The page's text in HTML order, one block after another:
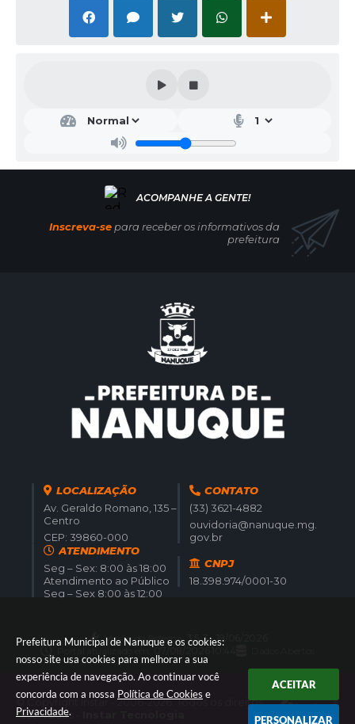
Prefeitura Municipal de Nanuque e os cookies:
nosso site usa cookies para melhorar a sua
experiência de navegação. Ao continuar você
concorda com a nossa Política de Cookies e
Privacidade.
ACEITAR
PERSONALIZAR
Inscreva-separa receber os informativos da
prefeitura
LOCALIZAÇÃO
Av. Geraldo Romano, 135 –
Centro
CEP: 39860-000
CONTATO
(33) 3621-4882
ouvidoria@nanuque.mg.
gov.br
ATENDIMENTO
Seg – Sex: 8:00 às 18:00
Atendimento ao Público
Seg – Sex 8:00 às 12:00
CNPJ
18.398.974/0001-30
Versão do Sistema: 3.5.3 - 19/06/2026
Portal atualizado em:07/08/2026 10:44
© Copyright Instar - 2006-2026. Todos os direitos
reservados -